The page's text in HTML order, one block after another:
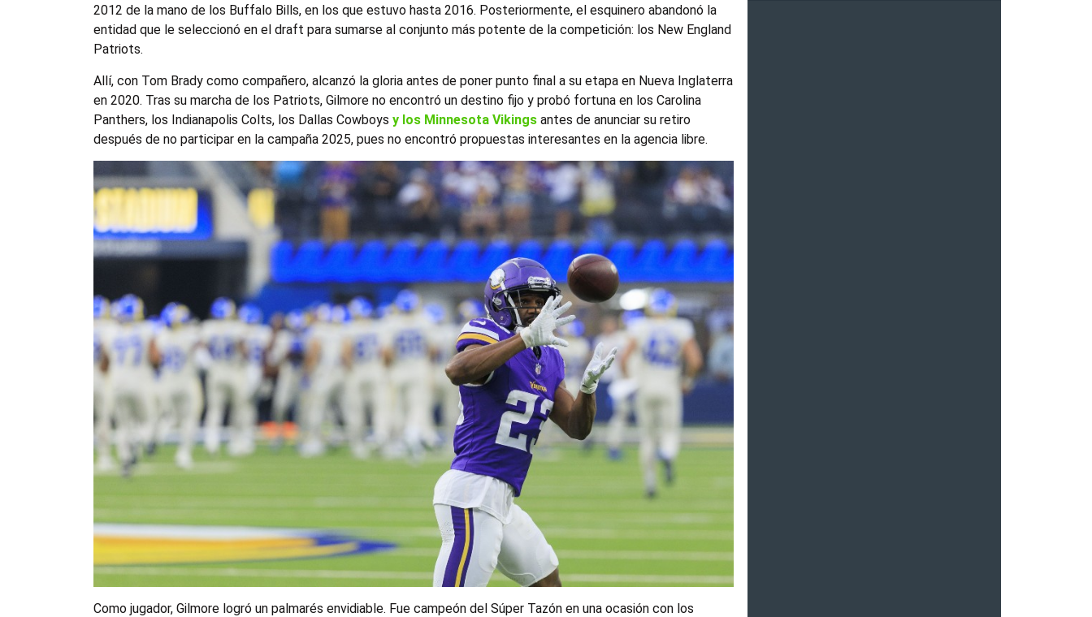
2012 de la mano de los Buffalo Bills, en los que estuvo hasta 2016. Posteriormente, el esquinero abandonó la
entidad que le seleccionó en el draft para sumarse al conjunto más potente de la competición: los New England
Patriots.
Allí, con Tom Brady como compañero, alcanzó la gloria antes de poner punto final a su etapa en Nueva Inglaterra
en 2020. Tras su marcha de los Patriots, Gilmore no encontró un destino fijo y probó fortuna en los Carolina
Panthers, los Indianapolis Colts, los Dallas Cowboysy los Minnesota Vikings antes de anunciar su retiro
después de no participar en la campaña 2025, pues no encontró propuestas interesantes en la agencia libre.
Como jugador, Gilmore logró un palmarés envidiable. Fue campeón del Súper Tazón en una ocasión con los